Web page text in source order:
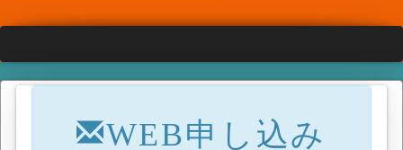
WEB申し込み